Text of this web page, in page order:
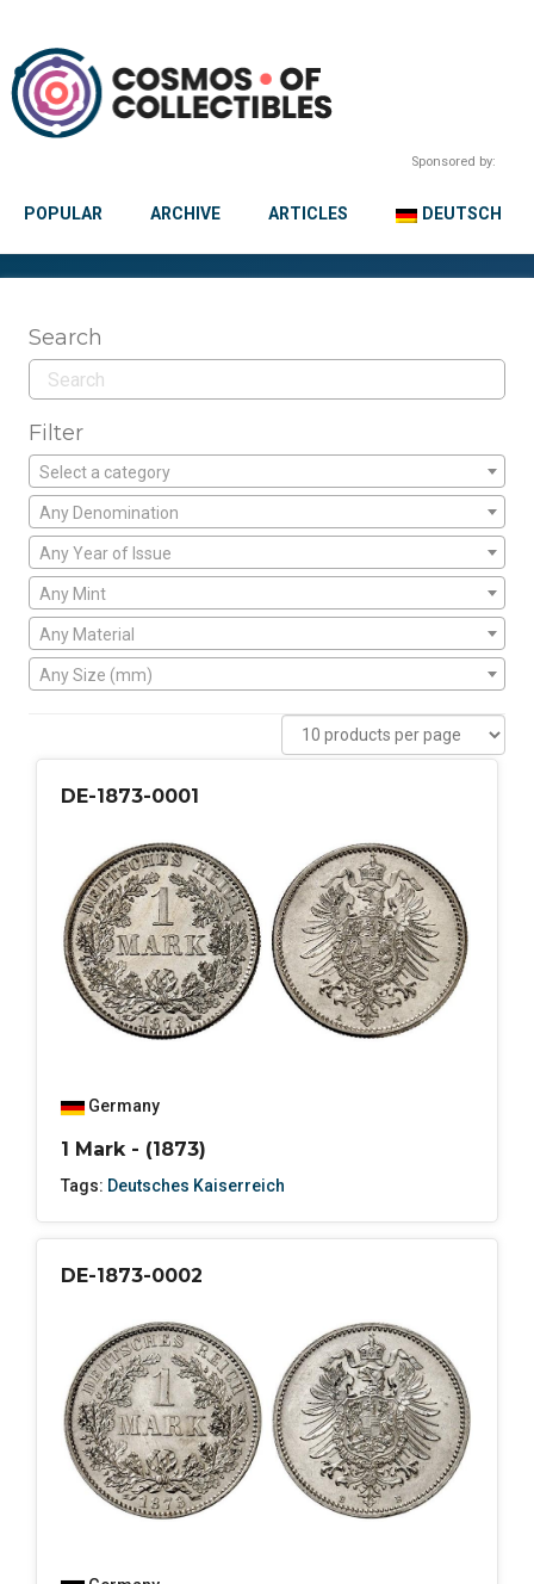
Sponsored by:
POPULAR ARCHIVE ARTICLES DEUTSCH
Search
Filter
Select a category
Any Denomination
Any Year of Issue
Any Mint
Any Material
Any Size (mm)
DE-1873-0001
Germany
1 Mark - (1873)
Tags: Deutsches Kaiserreich
DE-1873-0002